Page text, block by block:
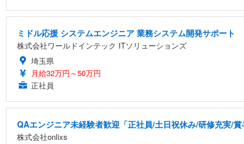
ミドル応援 システムエンジニア 業務システム開発サポート
株式会社ワールドインテック ITソリューションズ
埼玉県
月給32万円～50万円
正社員
QAエンジニア未経験者歓迎「正社員/土日祝休み/研修充実/
株式会社onlixs